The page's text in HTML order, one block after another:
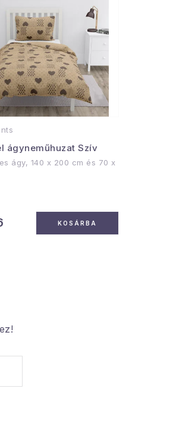
ágyneműhuzat Szív
ágy, 140 x 200 cm és 70 x
KOSÁRBA